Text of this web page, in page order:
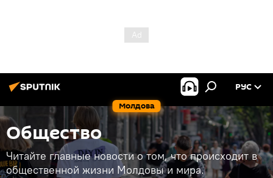
Молдова
РУС
Общество
Читайте главные новости о том, что происходит в
общественной жизни Молдовы и мира.